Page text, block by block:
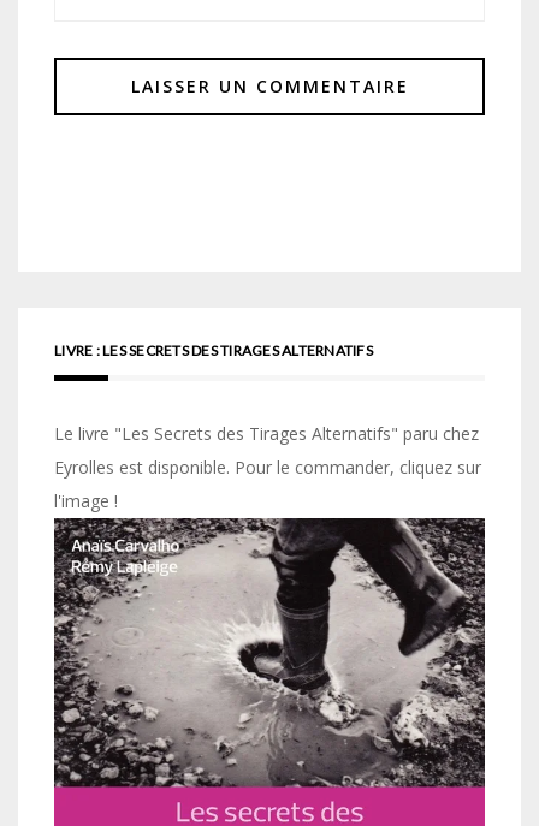
LIVRE : LES SECRETS DES TIRAGES ALTERNATIFS
Le livre "Les Secrets des Tirages Alternatifs" paru chez
Eyrolles est disponible. Pour le commander, cliquez sur
l'image !